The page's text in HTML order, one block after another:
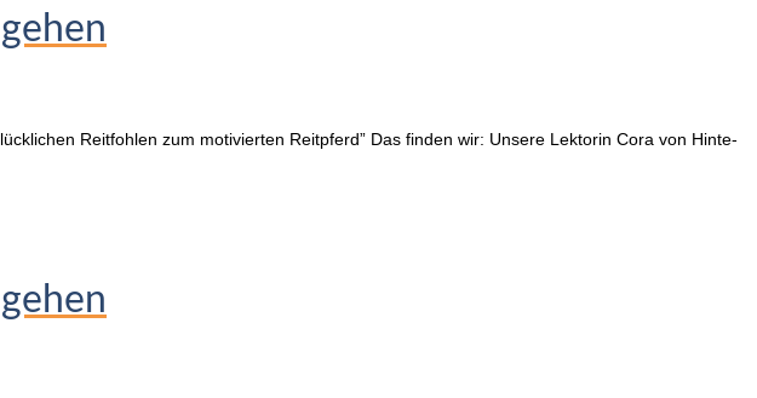
Reitfohlen zum motivierten Reitpferd” Das finden wir: Unsere Lektorin Cora von Hinte-